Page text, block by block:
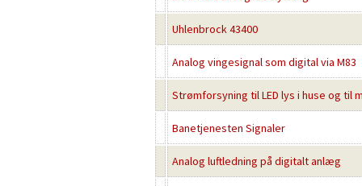
Uhlenbrock 43400
Analog vingesignal som digital via M83
Strømforsyning til LED lys i huse og til
Banetjenesten Signaler
Analog luftledning på digitalt anlæg